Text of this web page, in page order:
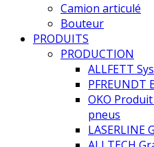
Camion articulé
Bouteur
PRODUITS
PRODUCTION
ALLFETT
PFREUNDT
OKO
pneus
LASERLINE